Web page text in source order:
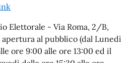
Elettorale - Via Roma, 2/B,
al pubblico (dal Lunedì
ore 9:00 alle ore 13:00 ed il